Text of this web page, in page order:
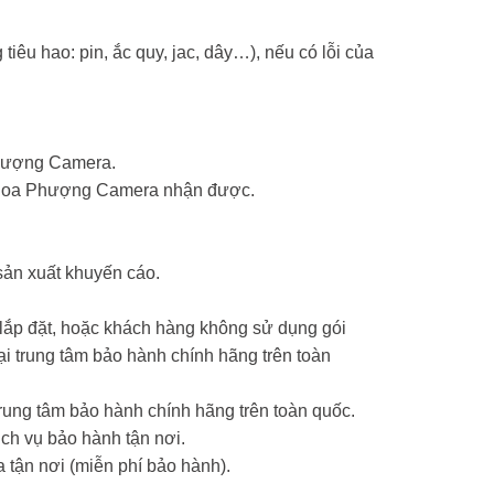
hao: pin, ắc quy, jac, dây…), nếu có lỗi của
Camera.
Phượng Camera nhận được.
xuất khuyến cáo.
đặt, hoặc khách hàng không sử dụng gói
tâm bảo hành chính hãng trên toàn
tâm bảo hành chính hãng trên toàn quốc.
vụ bảo hành tận nơi.
nơi (miễn phí bảo hành).